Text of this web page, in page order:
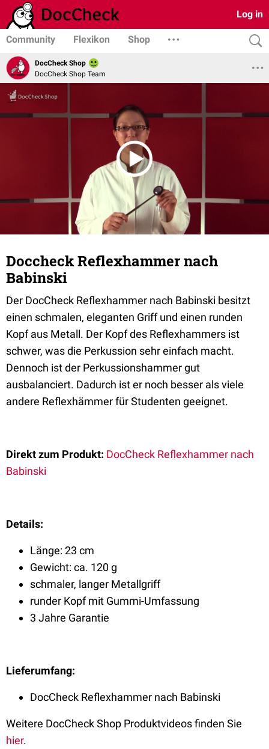
Log in
Community Flexikon Shop
DocCheck Shop
DocCheck Shop Team
Doccheck Reflexhammer nach
Babinski
Der DocCheck Reflexhammer nach Babinski besitzt
einen schmalen, eleganten Griff und einen runden
Kopf aus Metall. Der Kopf des Reflexhammers ist
schwer, was die Perkussion sehr einfach macht.
Dennoch ist der Perkussionshammer gut
ausbalanciert. Dadurch ist er noch besser als viele
andere Reflexhämmer für Studenten geeignet.
Direkt zum Produkt: DocCheck Reflexhammer nach
Babinski
Details:
Länge: 23 cm
Gewicht: ca. 120 g
schmaler, langer Metallgriff
runder Kopf mit Gummi-Umfassung
3 Jahre Garantie
Lieferumfang:
DocCheck Reflexhammer nach Babinski
Weitere DocCheck Shop Produktvideos finden Sie
hier.